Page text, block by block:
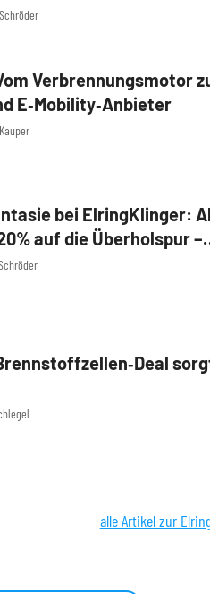
Trotz einer breiten und
Verbrennungsmotor
E‑Mobility‑Anbieter
bei ElringKlinger:
auf die Überholspur –
alle Artikel zur